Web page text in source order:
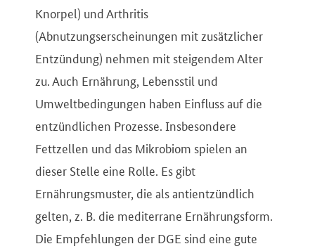
Knorpel) und Arthritis
(Abnutzungserscheinungen mit zusätzlicher
Entzündung) nehmen mit steigendem Alter
zu. Auch Ernährung, Lebensstil und
Umweltbedingungen haben Einfluss auf die
entzündlichen Prozesse. Insbesondere
Fettzellen und das Mikrobiom spielen an
dieser Stelle eine Rolle. Es gibt
Ernährungsmuster, die als antientzündlich
gelten, z. B. die mediterrane Ernährungsform.
Die Empfehlungen der DGE sind eine gute